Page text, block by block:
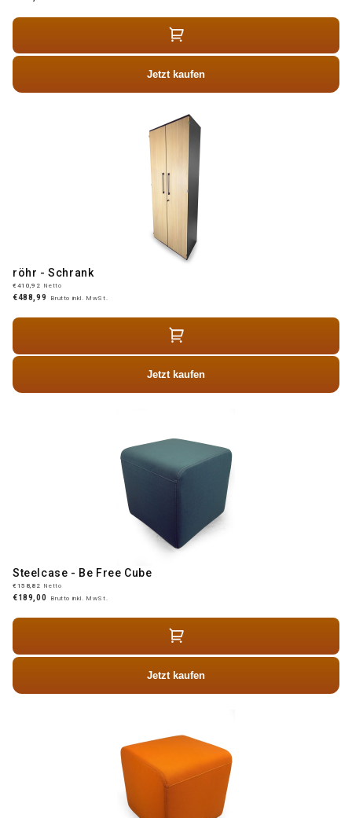
Jetzt kaufen
röhr - Schrank
€410,92 Netto
€488,99 Brutto inkl. MwSt.
Jetzt kaufen
Steelcase - Be Free Cube
€158,82 Netto
€189,00 Brutto inkl. MwSt.
Jetzt kaufen